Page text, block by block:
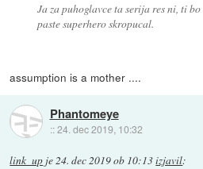
Ja za puhoglavce ta serija res ni, ti
paste superhero skropucal.
assumption is a mother ....
Phantomeye
::24. dec 2019, 10:32
link_up je24. dec 2019 ob 10:13izjavil: